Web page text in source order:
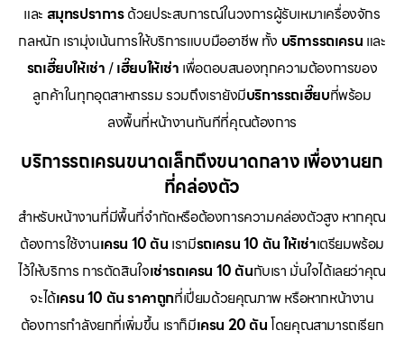
และ สมุทรปราการด้วยประสบการณ์ในวงการผู้รับเหมาเครื่องจักร
กลหนัก เรามุ่งเน้นการให้บริการแบบมืออาชีพ ทั้ง บริการรถเครน และ
รถเฮี๊ยบให้เช่า/เฮี๊ยบให้เช่า เพื่อตอบสนองทุกความต้องการของ
ลูกค้าในทุกอุตสาหกรรม รวมถึงเรายังมีบริการรถเฮี๊ยบที่พร้อม
ลงพื้นที่หน้างานทันทีที่คุณต้องการ
บริการรถเครนขนาดเล็กถึงขนาดกลาง เพื่องานยก
ที่คล่องตัว
สำหรับหน้างานที่มีพื้นที่จำกัดหรือต้องการความคล่องตัวสูง หากคุณ
ต้องการใช้งานเครน 10 ตัน เรามีรถเครน 10 ตัน ให้เช่าเตรียมพร้อม
ไว้ให้บริการ การตัดสินใจเช่ารถเครน 10 ตันกับเรา มั่นใจได้เลยว่าคุณ
จะได้เครน 10 ตัน ราคาถูกที่เปี่ยมด้วยคุณภาพ หรือหากหน้างาน
ต้องการกำลังยกที่เพิ่มขึ้น เราก็มีเครน 20 ตันโดยคุณสามารถเรียก